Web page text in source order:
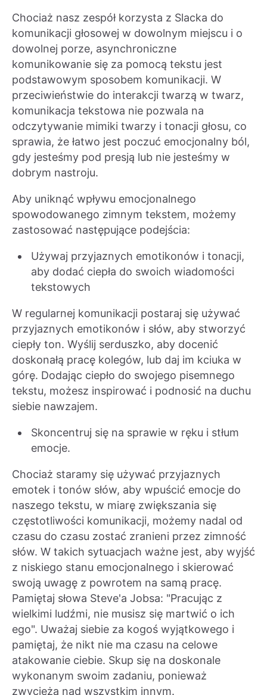
Chociaż nasz zespół korzysta z Slacka do
komunikacji głosowej w dowolnym miejscu i o
dowolnej porze, asynchroniczne
komunikowanie się za pomocą tekstu jest
podstawowym sposobem komunikacji. W
przeciwieństwie do interakcji twarzą w twarz,
komunikacja tekstowa nie pozwala na
odczytywanie mimiki twarzy i tonacji głosu, co
sprawia, że łatwo jest poczuć emocjonalny ból,
gdy jesteśmy pod presją lub nie jesteśmy w
dobrym nastroju.
Aby uniknąć wpływu emocjonalnego
spowodowanego zimnym tekstem, możemy
zastosować następujące podejścia:
Używaj przyjaznych emotikonów i tonacji,
aby dodać ciepła do swoich wiadomości
tekstowych
W regularnej komunikacji postaraj się używać
przyjaznych emotikonów i słów, aby stworzyć
ciepły ton. Wyślij serduszko, aby docenić
doskonałą pracę kolegów, lub daj im kciuka w
górę. Dodając ciepło do swojego pisemnego
tekstu, możesz inspirować i podnosić na duchu
siebie nawzajem.
Skoncentruj się na sprawie w ręku i stłum
emocje.
Chociaż staramy się używać przyjaznych
emotek i tonów słów, aby wpuścić emocje do
naszego tekstu, w miarę zwiększania się
częstotliwości komunikacji, możemy nadal od
czasu do czasu zostać zranieni przez zimność
słów. W takich sytuacjach ważne jest, aby wyjść
z niskiego stanu emocjonalnego i skierować
swoją uwagę z powrotem na samą pracę.
Pamiętaj słowa Steve'a Jobsa: "Pracując z
wielkimi ludźmi, nie musisz się martwić o ich
ego". Uważaj siebie za kogoś wyjątkowego i
pamiętaj, że nikt nie ma czasu na celowe
atakowanie ciebie. Skup się na doskonale
wykonanym swoim zadaniu, ponieważ
zwycięża nad wszystkim innym.